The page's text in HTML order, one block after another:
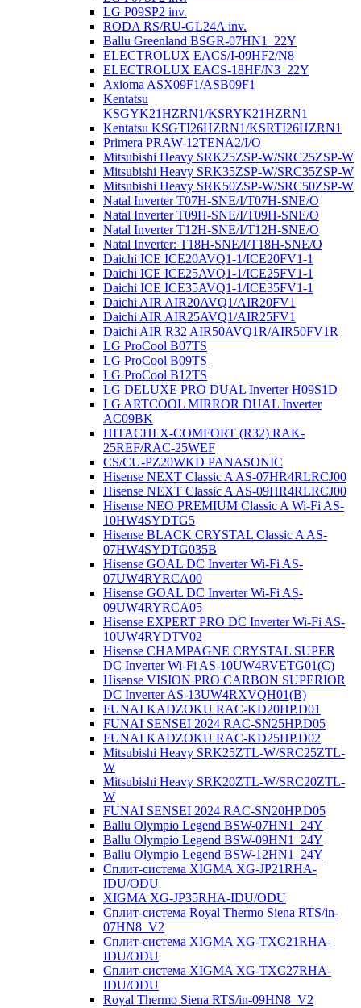
LG P09SP2 inv.
RODA RS/RU-GL24A inv.
Ballu Greenland BSGR-07HN1_22Y
ELECTROLUX EACS/I-09HF2/N8
ELECTROLUX EACS-18HF/N3_22Y
Axioma ASX09F1/ASB09F1
Kentatsu
KSGYK21HZRN1/KSRYK21HZRN1
Kentatsu KSGTI26HZRN1/KSRTI26HZRN1
Primera PRAW-12TENA2/I/O
Mitsubishi Heavy SRK25ZSP-W/SRC25ZSP-W
Mitsubishi Heavy SRK35ZSP-W/SRC35ZSP-W
Mitsubishi Heavy SRK50ZSP-W/SRC50ZSP-W
Natal Inverter T07H-SNE/I/T07H-SNE/O
Natal Inverter T09H-SNE/I/T09H-SNE/O
Natal Inverter T12H-SNE/I/T12H-SNE/O
Natal Inverter: T18H-SNE/I/T18H-SNE/O
Daichi ICE ICE20AVQ1-1/ICE20FV1-1
Daichi ICE ICE25AVQ1-1/ICE25FV1-1
Daichi ICE ICE35AVQ1-1/ICE35FV1-1
Daichi AIR AIR20AVQ1/AIR20FV1
Daichi AIR AIR25AVQ1/AIR25FV1
Daichi AIR R32 AIR50AVQ1R/AIR50FV1R
LG ProCool B07TS
LG ProCool B09TS
LG ProCool B12TS
LG DELUXE PRO DUAL Inverter H09S1D
LG ARTCOOL MIRROR DUAL Inverter
AC09BK
HITACHI X-COMFORT (R32) RAK-
25REF/RAC-25WEF
CS/CU-PZ20WKD PANASONIC
Hisense NEXT Classic A AS-07HR4RLRCJ00
Hisense NEXT Classic A AS-09HR4RLRCJ00
Hisense NEO PREMIUM Classic A Wi-Fi AS-
10HW4SYDTG5
Hisense BLACK CRYSTAL Classic A AS-
07HW4SYDTG035В
Hisense GOAL DC Inverter Wi-Fi AS-
07UW4RYRCA00
Hisense GOAL DC Inverter Wi-Fi AS-
09UW4RYRCA05
Hisense EXPERT PRO DC Inverter Wi-Fi AS-
10UW4RYDTV02
Hisense CHAMPAGNE CRYSTAL SUPER
DC Inverter Wi-Fi AS-10UW4RVETG01(C)
Hisense VISION PRO CARBON SUPERIOR
DC Inverter AS-13UW4RXVQH01(B)
FUNAI KADZOKU RAC-KD20HP.D01
FUNAI SENSEI 2024 RAC-SN25HP.D05
FUNAI KADZOKU RAC-KD25HP.D02
Mitsubishi Heavy SRK25ZTL-W/SRC25ZTL-
W
Mitsubishi Heavy SRK20ZTL-W/SRC20ZTL-
W
FUNAI SENSEI 2024 RAC-SN20HP.D05
Ballu Olympio Legend BSW-07HN1_24Y
Ballu Olympio Legend BSW-09HN1_24Y
Ballu Olympio Legend BSW-12HN1_24Y
Сплит-система XIGMA XG-JP21RHA-
IDU/ODU
XIGMA XG-JP35RHA-IDU/ODU
Сплит-система Royal Thermo Siena RTS/in-
07HN8_V2
Сплит-система XIGMA XG-TXC21RHA-
IDU/ODU
Сплит-система XIGMA XG-TXC27RHA-
IDU/ODU
Royal Thermo Siena RTS/in-09HN8_V2